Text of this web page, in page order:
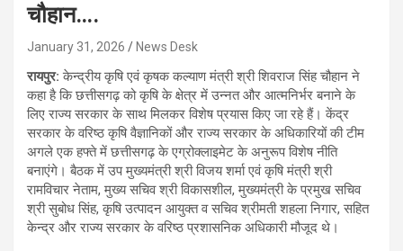
चौहान….
January 31, 2026 News Desk
रायपुर:केन्द्रीय कृषि एवं कृषक कल्याण मंत्री श्री शिवराज सिंह चौहान ने
कहा है कि छत्तीसगढ़ को कृषि के क्षेत्र में उन्नत और आत्मनिर्भर बनाने के
लिए राज्य सरकार के साथ मिलकर विशेष प्रयास किए जा रहे हैं। केंद्र
सरकार के वरिष्ठ कृषि वैज्ञानिकों और राज्य सरकार के अधिकारियों की टीम
अगले एक हफ्ते में छत्तीसगढ़ के एग्रोक्लाइमेट के अनुरूप विशेष नीति
बनाएंगे। बैठक में उप मुख्यमंत्री श्री विजय शर्मा एवं कृषि मंत्री श्री
रामविचार नेताम, मुख्य सचिव श्री विकासशील, मुख्यमंत्री के प्रमुख सचिव
श्री सुबोध सिंह, कृषि उत्पादन आयुक्त व सचिव श्रीमती शहला निगार, सहित
केन्द्र और राज्य सरकार के वरिष्ठ प्रशासनिक अधिकारी मौजूद थे।